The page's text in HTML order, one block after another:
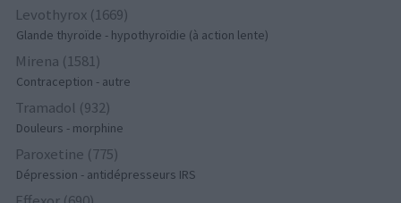
Levothyrox (1669)
Glande thyroïde - hypothyroïdie (à action lente)
Mirena (1581)
Contraception - autre
Tramadol (932)
Douleurs - morphine
Paroxetine (775)
Dépression - antidépresseurs IRS